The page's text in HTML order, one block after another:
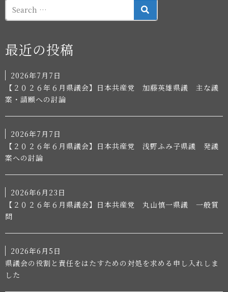
SEARCH
最近の投稿
2026年7月7日
【２０２６年６月県議会】日本共産党 加藤英雄県議 主な議
案・請願への討論
2026年7月7日
【２０２６年６月県議会】日本共産党 浅野ふみ子県議 発議
案への討論
2026年6月23日
【２０２６年６月県議会】日本共産党 丸山慎一県議 一般質
問
2026年6月5日
県議会の役割と責任をはたすための対処を求める申し入れしま
した